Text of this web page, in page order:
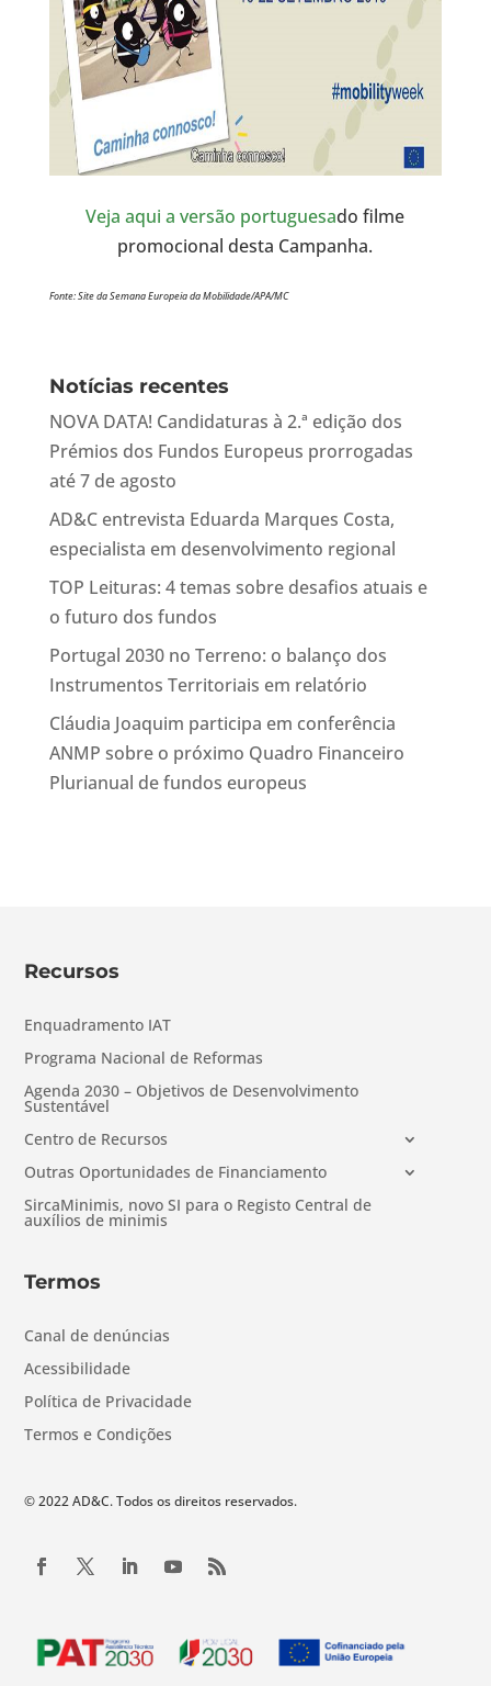
Veja aqui a versão portuguesado filme
promocional desta Campanha.
Fonte: Site da Semana Europeia da Mobilidade/APA/MC
Notícias recentes
NOVA DATA! Candidaturas à 2.ª edição dos
Prémios dos Fundos Europeus prorrogadas
até 7 de agosto
AD&C entrevista Eduarda Marques Costa,
especialista em desenvolvimento regional
TOP Leituras: 4 temas sobre desafios atuais e
o futuro dos fundos
Portugal 2030 no Terreno: o balanço dos
Instrumentos Territoriais em relatório
Cláudia Joaquim participa em conferência
ANMP sobre o próximo Quadro Financeiro
Plurianual de fundos europeus
Recursos
Enquadramento IAT
Programa Nacional de Reformas
Agenda 2030 – Objetivos de Desenvolvimento
Sustentável
Centro de Recursos
Outras Oportunidades de Financiamento
SircaMinimis, novo SI para o Registo Central de
auxílios de minimis
Termos
Canal de denúncias
Acessibilidade
Política de Privacidade
Termos e Condições
© 2022 AD&C. Todos os direitos reservados.